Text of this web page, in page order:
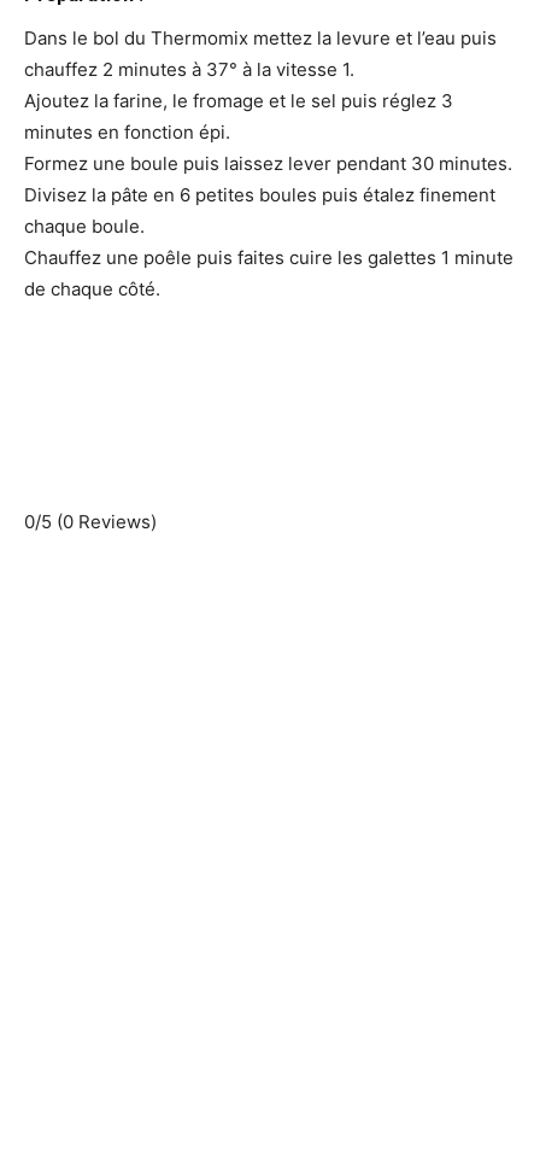
Dans le bol du Thermomix mettez la levure et l’eau puis
chauffez 2 minutes à 37° à la vitesse 1.
Ajoutez la farine, le fromage et le sel puis réglez 3
minutes en fonction épi.
Formez une boule puis laissez lever pendant 30 minutes.
Divisez la pâte en 6 petites boules puis étalez finement
chaque boule.
Chauffez une poêle puis faites cuire les galettes 1 minute
de chaque côté.
0/5 (0 Reviews)